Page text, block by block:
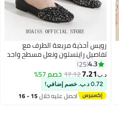
رويس أحذية مربعة الطرف مع
تفاصيل راينستون ونعل مسطح واحد
أنيقة ومتعددة الاستخدامات للنساء
4.3
25
د.ب‏7.21
17.12خصم 57%
0.72 د.ب. خصم إضافي!
احصل عليه خلال 15 - 16